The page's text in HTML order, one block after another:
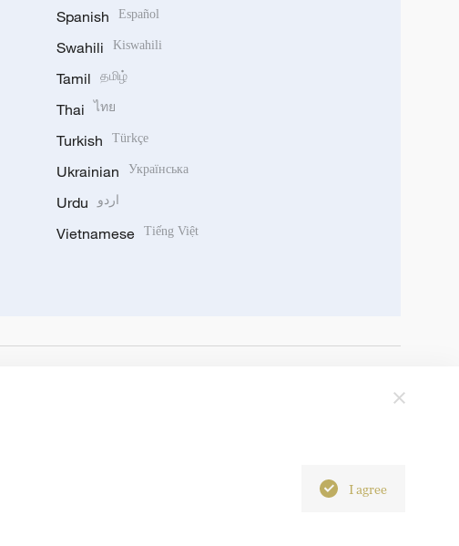
Spanish Español
Swahili Kiswahili
Tamil தமிழ்
Thai ไทย
Turkish Türkçe
Ukrainian Українська
Urdu اردو
Vietnamese Tiếng Việt
I agree